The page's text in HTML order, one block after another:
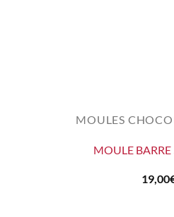
MOULES
MOULE BARRE
19,00